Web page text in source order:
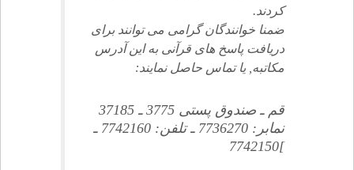
كردند.
ضمنا خوانندگان گرامى مى توانند براى
دريافت پاسخ هاى قرآنى به اين آدرس
مكاتبه, يا تماس حاصل نمايند:
قم ـ صندوق پستى 3775 ـ 37185
نمابر: 7736270 ـ تلفن: 7742160 ـ
]7742150